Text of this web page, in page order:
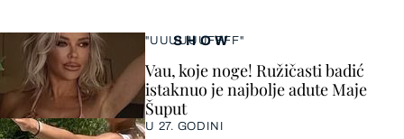
SHOW
"UUUUUUFFFF"
Vau, koje noge! Ružičasti badić
istaknuo je najbolje adute Maje
Šuput
U 27. GODINI